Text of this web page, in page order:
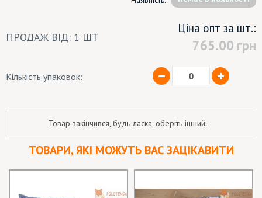
ПРОДАЖ ВІД: 1 ШТ
Ціна опт за шт.:
765.00 грн
Кількість упаковок:
Товар закінчився, будь ласка, оберіть інший.
ТОВАРИ, ЯКІ МОЖУТЬ ВАС ЗАЦІКАВИТИ